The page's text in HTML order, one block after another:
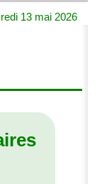
13 mai 2026